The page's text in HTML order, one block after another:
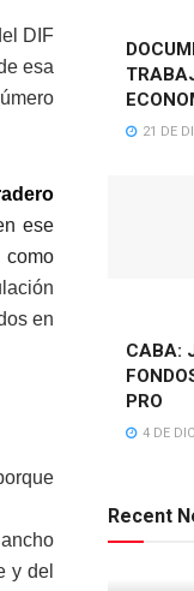
DIF
esa
ese
como
en
y del
21 DE
CABA:
PRO
4 DE
Recent